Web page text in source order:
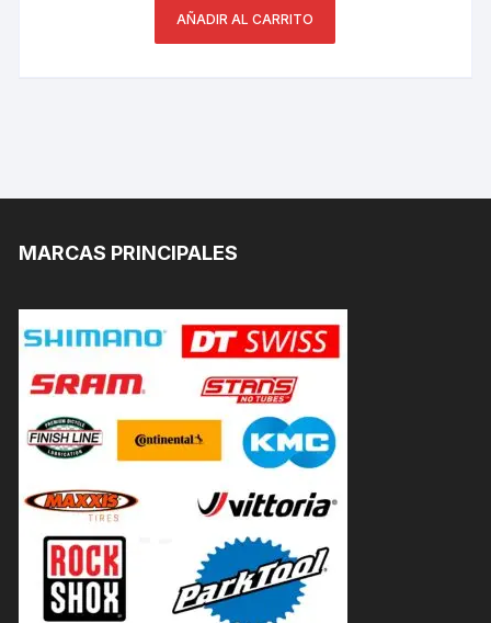
AÑADIR AL CARRITO
MARCAS PRINCIPALES